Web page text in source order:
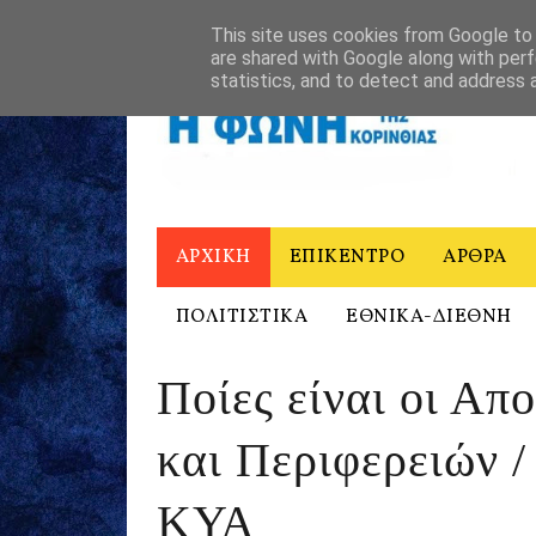
Η ΦΩΝΗ ΤΗΣ ΚΟΡΙΝΘΙΑΣ - ΙΣΤΟΡΙΚΟ
ΑΡΧΙΚΗ ΕΠΙΚΕΝΤΡΟ ΑΡΘΡΑ
ΠΟΛΙΤΙΣΤΙΚΑ ΕΘΝΙΚΑ-ΔΙΕΘΝΗ
Ποίες είναι οι
και Περιφερειών
ΚΥΑ
This site uses cookies from Google
are shared with Google along with
statistics, and to detect and address